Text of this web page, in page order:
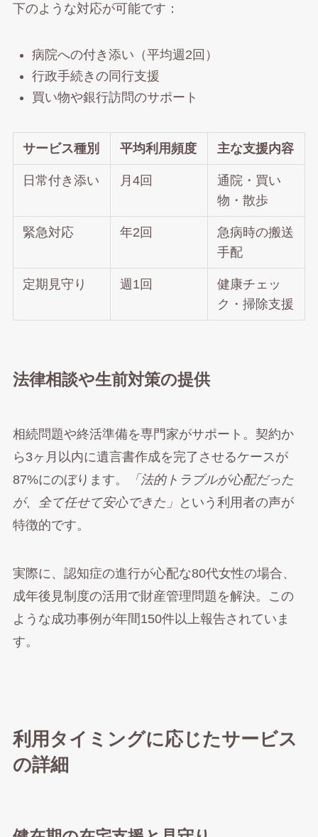
下のような対応が可能です：
病院への付き添い（平均週2回）
行政手続きの同行支援
買い物や銀行訪問のサポート
サービス種別 平均利用頻度 主な支援内容
日常付き添い 月4回
通院・買い
物・散歩
緊急対応 年2回
急病時の搬送
手配
定期見守り 週1回
健康チェッ
ク・掃除支援
法律相談や生前対策の提供
相続問題や終活準備を専門家がサポート。契約か
ら3ヶ月以内に遺言書作成を完了させるケースが
87%にのぼります。
「法的トラブルが心配だった
が、全て任せて安心できた」 という利用者の声が
特徴的です。
実際に、認知症の進行が心配な80代女性の場合、
成年後見制度の活用で財産管理問題を解決。この
ような成功事例が年間150件以上報告されていま
す。
利用タイミングに応じたサービス
の詳細